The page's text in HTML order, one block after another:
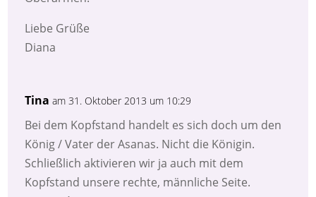
Liebe Grüße
Diana
Tina am 31. Oktober 2013 um 10:29
Bei dem Kopfstand handelt es sich doch um den
König / Vater der Asanas. Nicht die Königin.
Schließlich aktivieren wir ja auch mit dem
Kopfstand unsere rechte, männliche Seite.